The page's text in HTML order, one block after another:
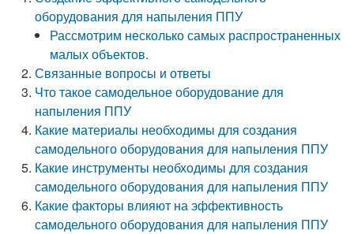
оборудования для напыления ППУ
Рассмотрим несколько самых распространенных
малых объектов.
Связанные вопросы и ответы
Что такое самодельное оборудование для
напыления ППУ
Какие материалы необходимы для создания
самодельного оборудования для напыления ППУ
Какие инструменты необходимы для создания
самодельного оборудования для напыления ППУ
Какие факторы влияют на эффективность
самодельного оборудования для напыления ППУ